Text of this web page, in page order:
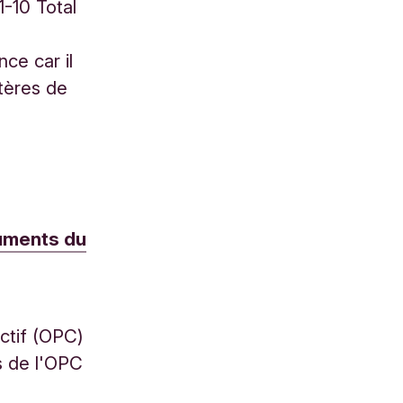
10 Total
car il
de
du
(OPC)
de l'OPC